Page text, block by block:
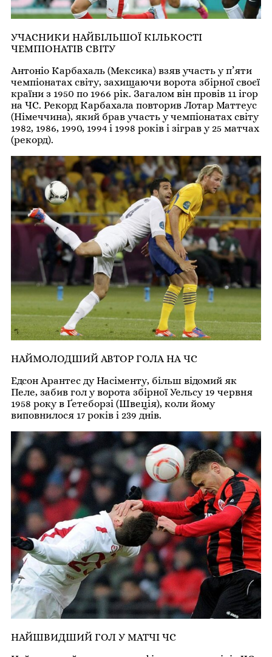
УЧАСНИКИ НАЙБІЛЬШОЇ КІЛЬКОСТІ
ЧЕМПІОНАТІВ СВІТУ
Антоніо Карбахаль (Мексика) взяв участь у п’яти
чемпіонатах світу, захищаючи ворота збірної своєї
країни з 1950 по 1966 рік. Загалом він провів 11 ігор
на ЧС. Рекорд Карбахала повторив Лотар Маттеус
(Німеччина), який брав участь у чемпіонатах світу
1982, 1986, 1990, 1994 і 1998 років і зіграв у 25 матчах
(рекорд).
НАЙМОЛОДШИЙ АВТОР ГОЛА НА ЧС
Едсон Арантес ду Насіменту, більш відомий як
Пеле, забив гол у ворота збірної Уельсу 19 червня
1958 року в Ґетеборзі (Швеція), коли йому
виповнилося 17 років і 239 днів.
НАЙШВИДШИЙ ГОЛ У МАТЧІ ЧС